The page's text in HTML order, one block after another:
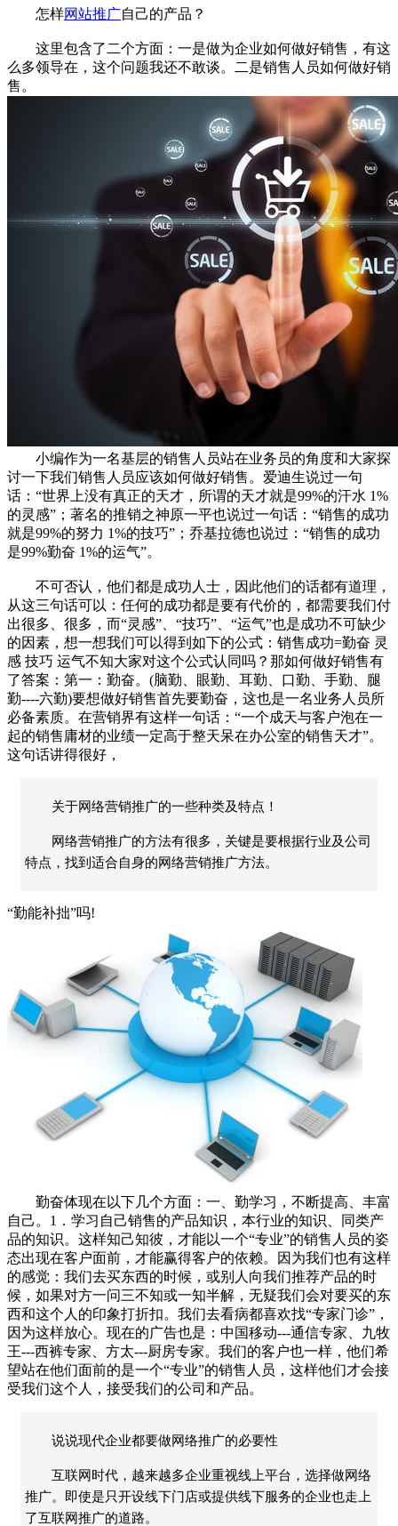
怎样网站推广自己的产品？
这里包含了二个方面：一是做为企业如何做好销售，有这
么多领导在，这个问题我还不敢谈。二是销售人员如何做好销
售。
小编作为一名基层的销售人员站在业务员的角度和大家探
讨一下我们销售人员应该如何做好销售。爱迪生说过一句
话：“世界上没有真正的天才，所谓的天才就是99%的汗水 1%
的灵感”；著名的推销之神原一平也说过一句话：“销售的成功
就是99%的努力 1%的技巧”；乔基拉德也说过：“销售的成功
是99%勤奋 1%的运气”。
不可否认，他们都是成功人士，因此他们的话都有道理，
从这三句话可以：任何的成功都是要有代价的，都需要我们付
出很多、很多，而“灵感”、“技巧”、“运气”也是成功不可缺少
的因素，想一想我们可以得到如下的公式：销售成功=勤奋 灵
感 技巧 运气不知大家对这个公式认同吗？那如何做好销售有
了答案：第一：勤奋。(脑勤、眼勤、耳勤、口勤、手勤、腿
勤----六勤)要想做好销售首先要勤奋，这也是一名业务人员所
必备素质。在营销界有这样一句话：“一个成天与客户泡在一
起的销售庸材的业绩一定高于整天呆在办公室的销售天才”。
这句话讲得很好，
关于网络营销推广的一些种类及特点！
网络营销推广的方法有很多，关键是要根据行业及公司
特点，找到适合自身的网络营销推广方法。
“勤能补拙”吗!
勤奋体现在以下几个方面：一、勤学习，不断提高、丰富
自己。1．学习自己销售的产品知识，本行业的知识、同类产
品的知识。这样知己知彼，才能以一个“专业”的销售人员的姿
态出现在客户面前，才能赢得客户的依赖。因为我们也有这样
的感觉：我们去买东西的时候，或别人向我们推荐产品的时
候，如果对方一问三不知或一知半解，无疑我们会对要买的东
西和这个人的印象打折扣。我们去看病都喜欢找“专家门诊”，
因为这样放心。现在的广告也是：中国移动---通信专家、九牧
王---西裤专家、方太---厨房专家。我们的客户也一样，他们希
望站在他们面前的是一个“专业”的销售人员，这样他们才会接
受我们这个人，接受我们的公司和产品。
说说现代企业都要做网络推广的必要性
互联网时代，越来越多企业重视线上平台，选择做网络
推广。即使是只开设线下门店或提供线下服务的企业也走上
了互联网推广的道路。